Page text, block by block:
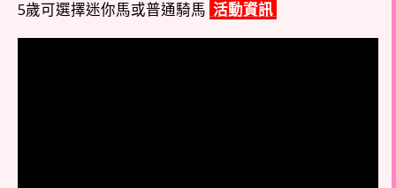
5歲可選擇迷你馬或普通騎馬 活動資訊